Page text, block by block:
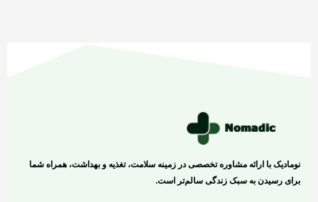
نومادیک با ارائه مشاوره تخصصی در زمینه سلامت، تغذیه و بهداشت، همراه شما
برای رسیدن به سبک زندگی سالم‌تر است.